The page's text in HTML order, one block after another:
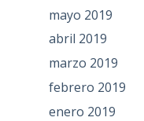
mayo 2019
abril 2019
marzo 2019
febrero 2019
enero 2019